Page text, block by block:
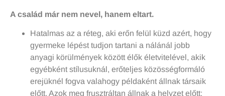
A család már nem nevel, hanem eltart.
Hatalmas az a réteg, aki erőn felül küzd azért, hogy
gyermeke lépést tudjon tartani a nálánál jobb
anyagi körülmények között élők életvitelével, akik
egyébként stílusuknál, erőteljes közösségformáló
erejüknél fogva valahogy példaként állnak társaik
előtt. Azok meg frusztráltan állnak a helyzet előtt: